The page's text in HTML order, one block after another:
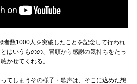
者数1000人を突破したことを記念して行われ
はいうものの、冒頭から感謝の気持ちをたっ
かせてくれる。
てしまうその様子・歌声は、そこに込めた想